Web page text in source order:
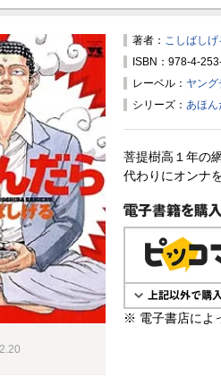
著者： こしばしげ
ISBN：978-4-
レーベル： ヤン
シリーズ： あほん
菩提樹高１年の
代わりにオンナ
電子書籍で購入
※ 電子書店によ